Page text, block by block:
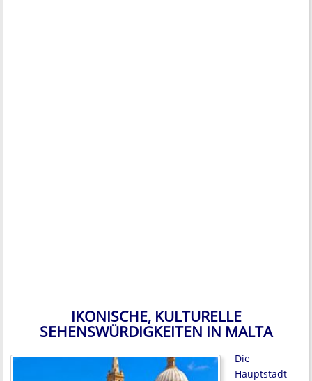
IKONISCHE, KULTURELLE
SEHENSWÜRDIGKEITEN IN MALTA
Die
Hauptstadt